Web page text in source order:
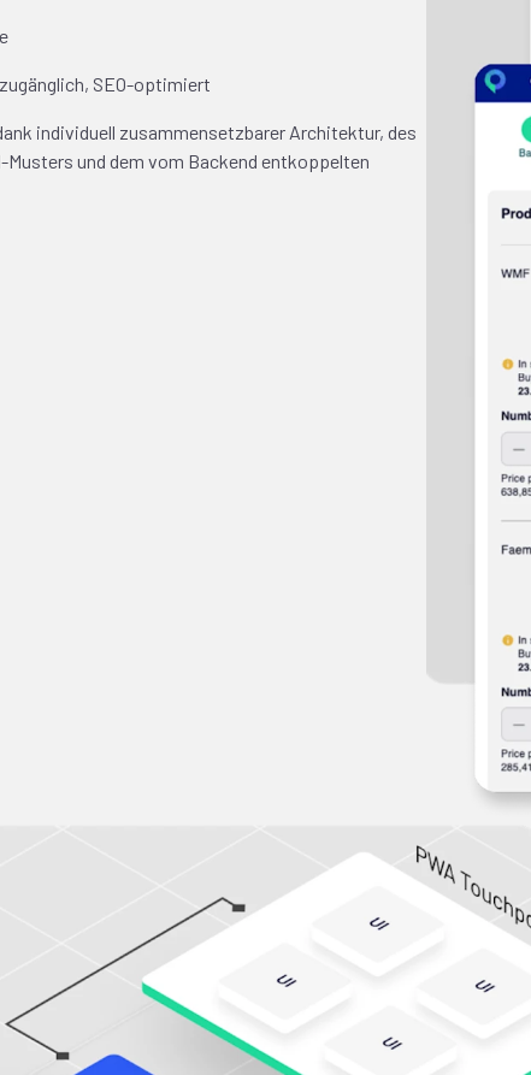
SEO-optimiert
individuell zusammensetzbarer Architektur, des
und dem vom Backend entkoppelten